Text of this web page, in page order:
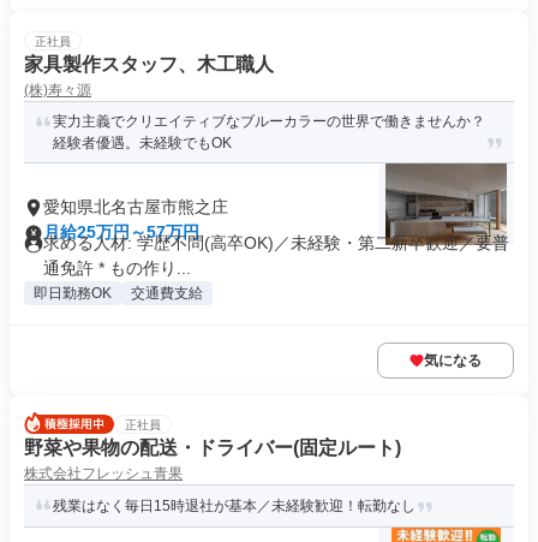
正社員
家具製作スタッフ、木工職人
(株)寿々源
実力主義でクリエイティブなブルーカラーの世界で働きませんか？
経験者優遇。未経験でもOK
愛知県北名古屋市熊之庄
月給25万円～57万円
求める人材: 学歴不問(高卒OK)／未経験・第二新卒歓迎／要普
通免許 * もの作り...
即日勤務OK 交通費支給
気になる
正社員
野菜や果物の配送・ドライバー(固定ルート)
株式会社フレッシュ青果
残業はなく毎日15時退社が基本／未経験歓迎！転勤なし